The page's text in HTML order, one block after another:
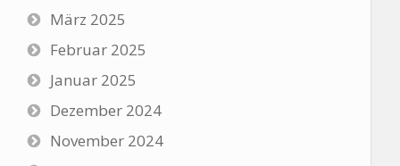
März 2025
Februar 2025
Januar 2025
Dezember 2024
November 2024